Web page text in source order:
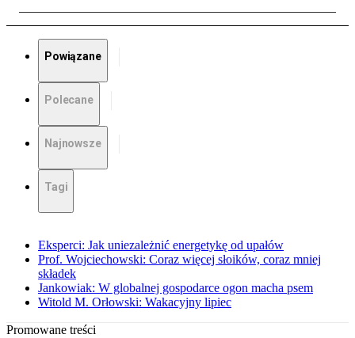
Powiązane
Polecane
Najnowsze
Tagi
Eksperci: Jak uniezależnić energetykę od upałów
Prof. Wojciechowski: Coraz więcej słoików, coraz mniej
składek
Jankowiak: W globalnej gospodarce ogon macha psem
Witold M. Orłowski: Wakacyjny lipiec
Promowane treści